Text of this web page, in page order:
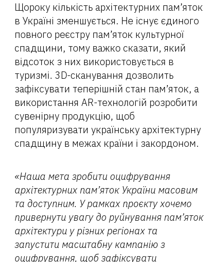
Щороку кількість архітектурних пам’яток
в Україні зменшується. Не існує єдиного
повного реєстру пам’яток культурної
спадщини, тому важко сказати, який
відсоток з них використовується в
туризмі. 3D-сканування дозволить
зафіксувати теперішній стан пам’яток, а
використання AR-технологій розробити
сувенірну продукцію, щоб
популяризувати українську архітектурну
спадщину в межах країни і закордоном.
«Наша мета зробити оцифрування
архітектурних пам’яток України масовим
та доступним. У рамках проєкту хочемо
привернути увагу до руйнування пам’яток
архітектури у різних регіонах та
запустити масштабну кампанію з
оцифрування, щоб зафіксувати